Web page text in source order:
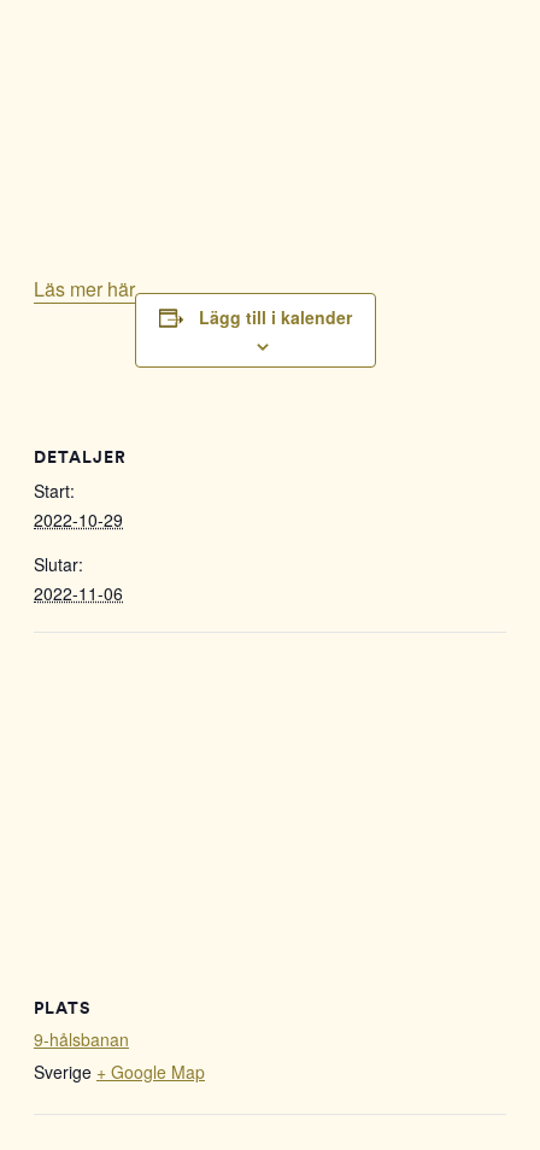
Läs mer här
Lägg till i kalender
DETALJER
Start:
2022-10-29
Slutar:
2022-11-06
PLATS
9-hålsbanan
Sverige + Google Map